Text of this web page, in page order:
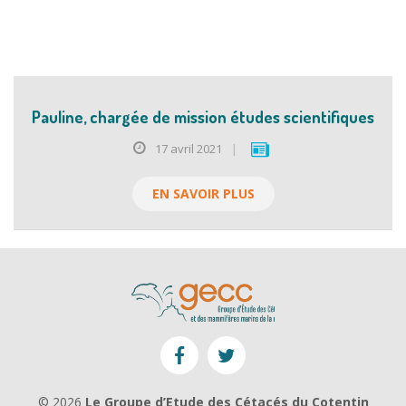
Pauline, chargée de mission études scientifiques
17 avril 2021 |
EN SAVOIR PLUS
© 2026 Le Groupe d’Etude des Cétacés du Cotentin